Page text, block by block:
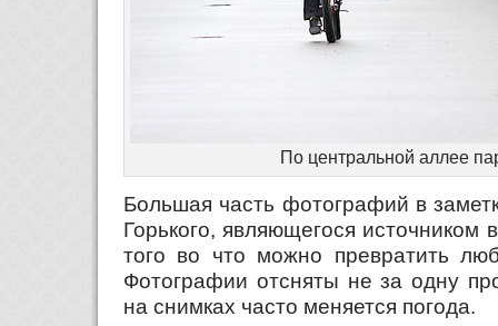
По центральной аллее
Большая часть фотографий в
Горького, являющегося источником
того во что можно превратить
Фотографии отсняты не за одну
на снимках часто меняется погода.